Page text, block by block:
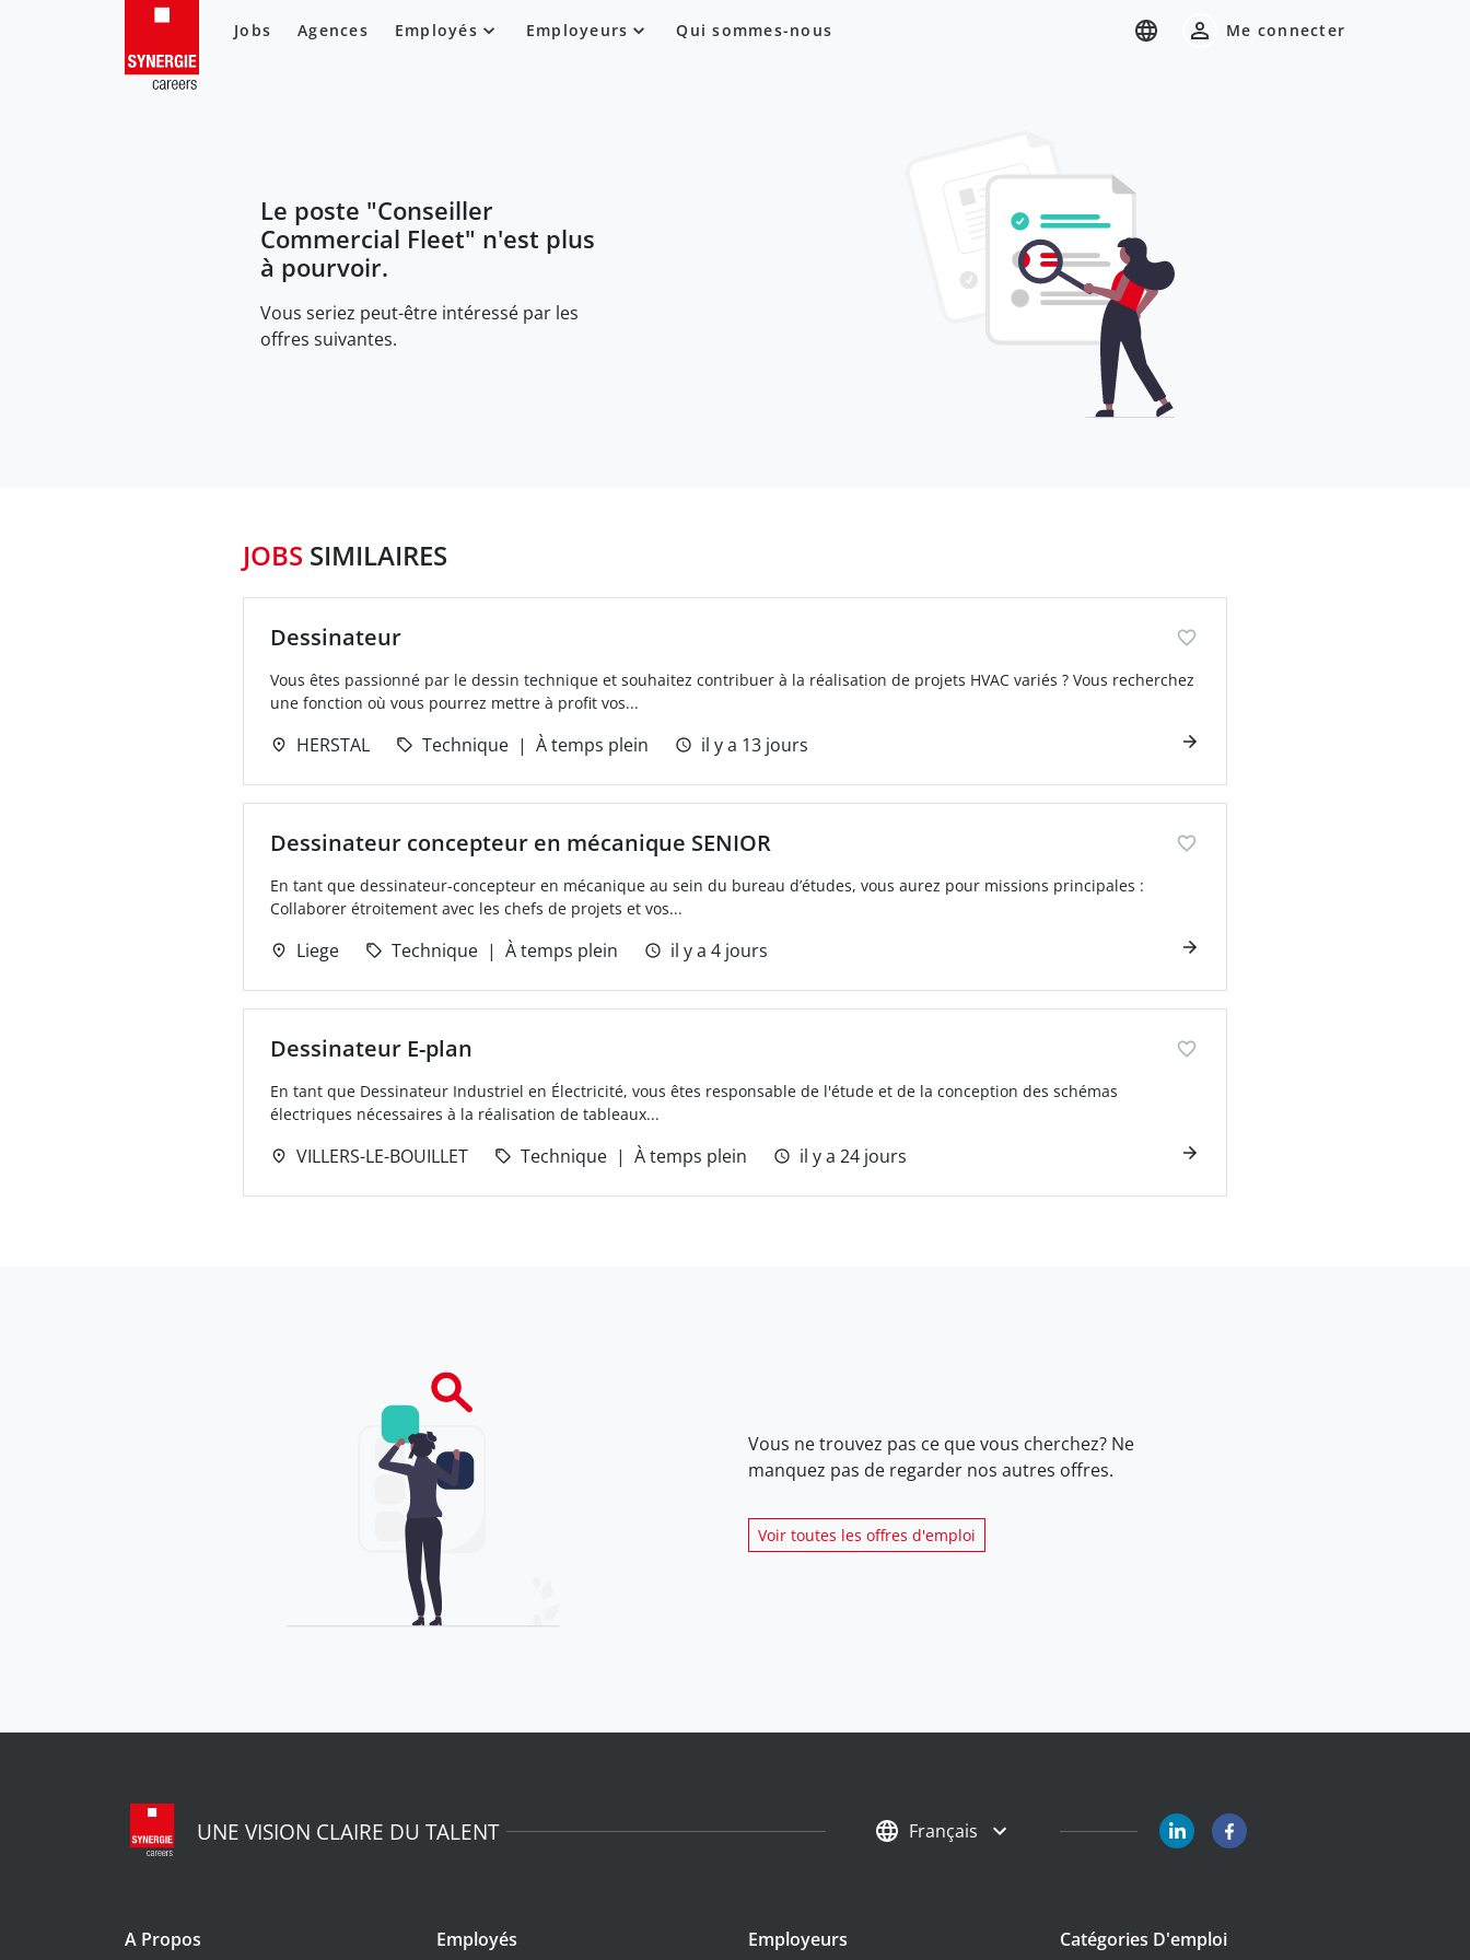
Jobs Agences Employés Employeurs Qui sommes-nous Me connecter
Le poste "Conseiller
Commercial Fleet" n'est plus
à pourvoir.
Vous seriez peut-être intéressé par les
offres suivantes.
JOBS SIMILAIRES
Dessinateur
Vous êtes passionné par le dessin technique et souhaitez contribuer à la réalisation de projets HVAC variés ? Vous recherchez
une fonction où vous pourrez mettre à profit vos...
HERSTAL Technique À temps plein il y a 13 jours
Dessinateur concepteur en mécanique SENIOR
En tant que dessinateur-concepteur en mécanique au sein du bureau d’études, vous aurez pour missions principales :
Collaborer étroitement avec les chefs de projets et vos...
Liege Technique À temps plein il y a 4 jours
Dessinateur E-plan
En tant que Dessinateur Industriel en Électricité, vous êtes responsable de l'étude et de la conception des schémas
électriques nécessaires à la réalisation de tableaux...
VILLERS-LE-BOUILLET Technique À temps plein il y a 24 jours
Vous ne trouvez pas ce que vous cherchez? Ne
manquez pas de regarder nos autres offres.
Voir toutes les offres d'emploi
UNE VISION CLAIRE DU TALENT Français
A Propos Employés Employeurs Catégories D'emploi